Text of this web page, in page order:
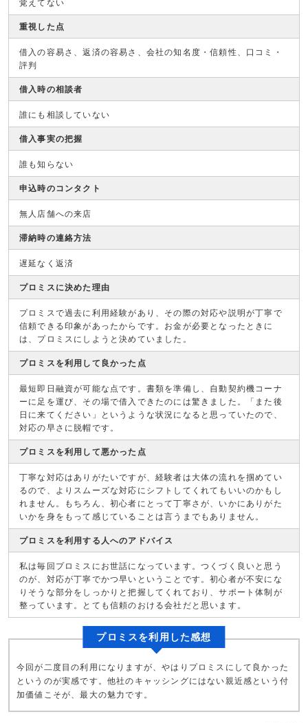
覚えてない
重視した点
借入の容易さ、返済の容易さ、会社の知名度・信頼性、口コミ・
評判
借入時の相談者
誰にも相談していない
借入事実の把握
誰も知らない
申込時のコンタクト
無人店舗への来店
滞納時の連絡方法
遅延なく返済
プロミスに決めた理由
プロミスで過去に利用経験があり、その際の対応や説明が丁寧で
信頼できる印象があったからです。お金が必要となったときに
は、プロミスにしようと決めていました。
プロミスを利用して良かった点
最短即日融資が可能な点です。書類を準備し、自動契約機コーナ
ーに足を運び、その場で借入できたのには驚きました。「また後
日に来てください」というような状況になると思っていたので、
対応の早さに脱帽です。
プロミスを利用して悪かった点
丁寧な対応はありがたいですが、経験者は大体の流れを掴めてい
るので、よりスムーズな対応にシフトしてくれてもいいのかもし
れません。もちろん、初心者にとって丁寧さが、いかにありがた
いかを身をもって感じていることは言うまでもありません。
プロミスを利用する人へのアドバイス
私は毎回プロミスにお世話になっています。つくづく良いと思う
のが、対応が丁寧でかつ早いということです。初心者が不安にな
りそうな部分をしっかりと把握してくれており、サポート体制が
整っています。とても信頼のおける会社だと思います。
プロミスを利用した感想
今回が二度目の利用になりますが、やはりプロミスにして良かった
というのが実感です。他社のキャッシングにはない親近感という付
加価値こそが、最大の魅力です。